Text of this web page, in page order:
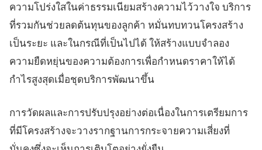
ความโปร่งใสในค่าธรรมเนียมสร้างความไว้วางใจ บริการ
ที่รวมกันช่วยลดต้นทุนของลูกค้า หมั่นทบทวนโครงสร้าง
เป็นระยะ และในกรณีที่เป็นไปได้ ให้สร้างแบบจำลอง
ความยืดหยุ่นของความต้องการเพื่อกำหนดราคาให้ได้
กำไรสูงสุดเมื่อชุดบริการพัฒนาขึ้น
การวัดผลและการปรับปรุงอย่างต่อเนื่องในการเตรียมการ
ที่มีโครงสร้างจะวางรากฐานการกระจายความเสี่ยงที่